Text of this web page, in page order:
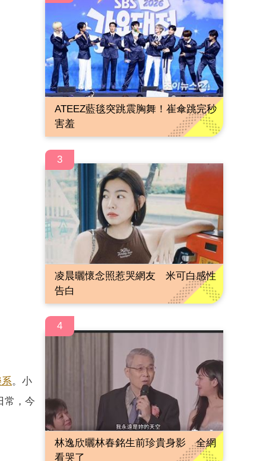
。小
常，今
ATEEZ藍毯突跳震胸舞！崔傘跳完秒
害羞
3
凌晨曬懷念照惹哭網友 米可白感性
告白
4
林逸欣曬林春銘生前珍貴身影 全網
看哭了